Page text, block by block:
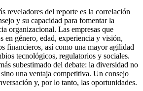
reveladores del reporte es la correlación
y su capacidad para fomentar la
organizacional. Las empresas que
en género, edad, experiencia y visión,
financieros, así como una mayor agilidad
tecnológicos, regulatorios y sociales.
subestimado del debate: la diversidad no
una ventaja competitiva. Un consejo
y, por lo tanto, las oportunidades.